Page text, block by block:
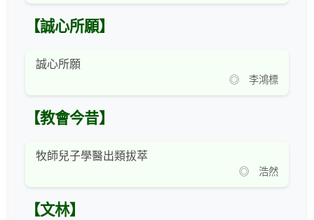
【誠心所願】
誠心所願
◎ 李鴻標
【教會今昔】
牧師兒子學醫出類拔萃
◎ 浩然
【文林】